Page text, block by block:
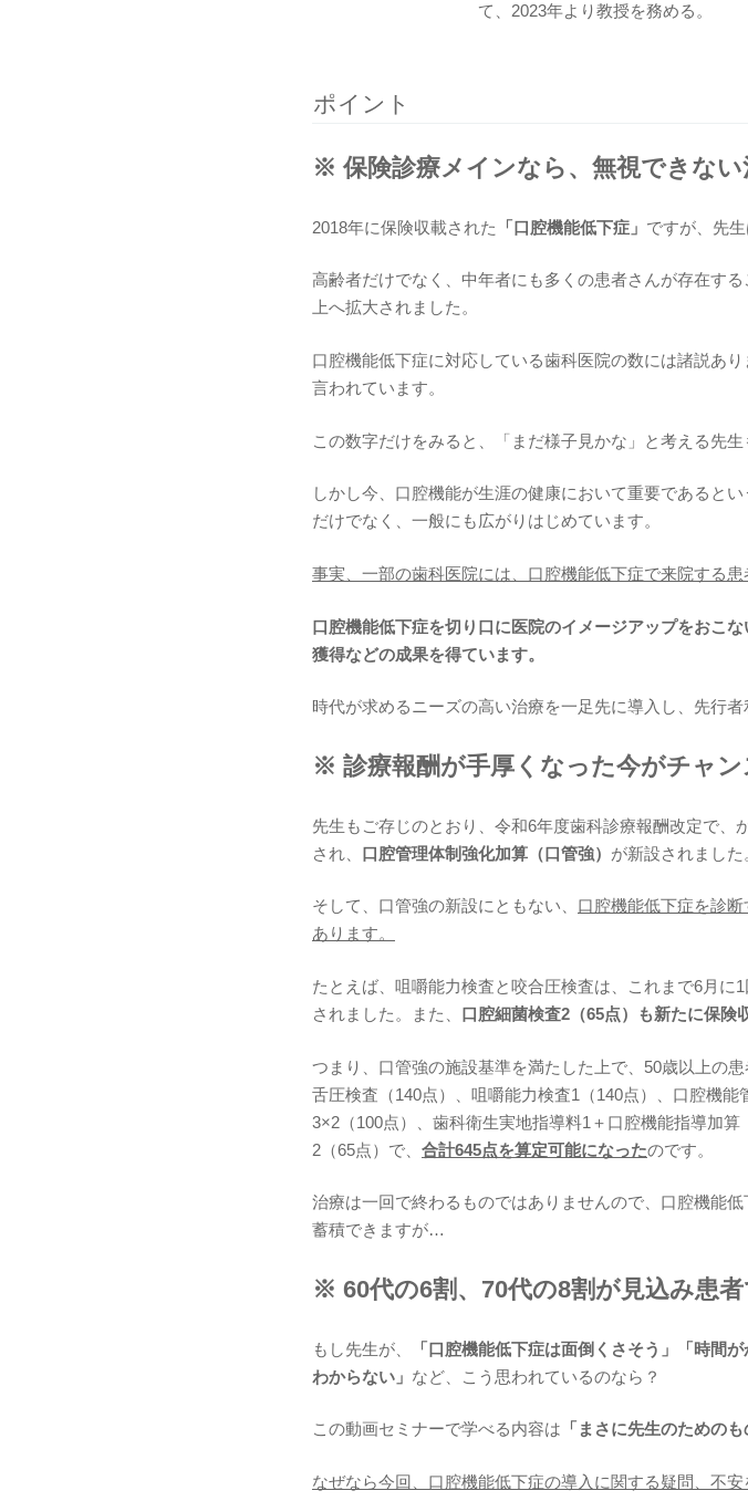
て、2023年より教授を務める。
ポイント
※ 保険診療メインなら、無視できな
2018年に保険収載された 「口腔機能低下症」 ですが、先
高齢者だけでなく、中年者にも多くの患者さんが存在す
上へ拡大されました。
口腔機能低下症に対応している歯科医院の数には諸説あ
言われています。
この数字だけをみると、「まだ様子見かな」と考える先生
しかし今、口腔機能が生涯の健康において重要であると
だけでなく、一般にも広がりはじめています。
事実、一部の歯科医院には、口腔機能低下症で来院する患
口腔機能低下症を切り口に医院のイメージアップをおこ
獲得などの成果を得ています。
時代が求めるニーズの高い治療を一足先に導入し、先行
※ 診療報酬が手厚くなった今がチャン
先生もご存じのとおり、令和6年度歯科診療報酬改定で
され、 口腔管理体制強化加算（口管強） が新設されました
そして、口管強の新設にともない、 口腔機能低下症を診
あります。
たとえば、咀嚼能力検査と咬合圧検査は、これまで6月に1
されました。また、 口腔細菌検査2（65点）も新たに保険
つまり、口管強の施設基準を満たした上で、50歳以上の
舌圧検査（140点）、咀嚼能力検査1（140点）、口腔機
3×2（100点）、歯科衛生実地指導料1＋口腔機能指導加
2（65点）で、 合計645点を算定可能になったのです。
治療は一回で終わるものではありませんので、口腔機能
蓄積できますが…
※ 60代の6割、70代の8割が見込み患
もし先生が、
「口腔機能低下症は面倒くさそう」「時間
わからない」 など、こう思われているのなら？
この動画セミナーで学べる内容は 「まさに先生のためのも
なぜなら今回、口腔機能低下症の導入に関する疑問、不